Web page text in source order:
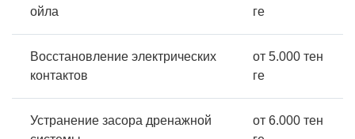
ойла
ге
Восстановление электрических
контактов
от 5.000 тен
ге
Устранение засора дренажной
от 6.000 тен